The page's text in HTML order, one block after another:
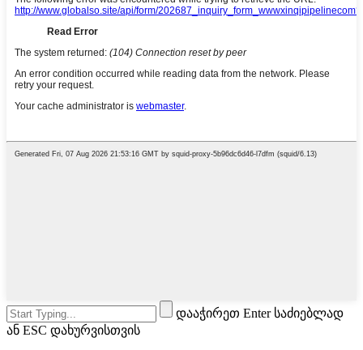
დააჭირეთ Enter საძიებლად
ან ESC დახურვისთვის